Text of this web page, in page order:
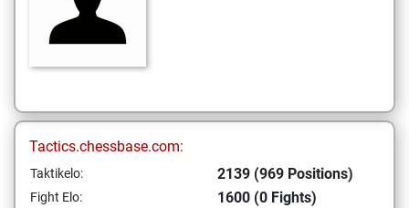
Tactics.chessbase.com:
Taktikelo: 2139 (969 Positions)
Fight Elo: 1600 (0 Fights)